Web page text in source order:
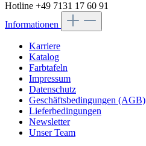
Hotline +49 7131 17 60 91
Informationen
Karriere
Katalog
Farbtafeln
Impressum
Datenschutz
Geschäftsbedingungen (AGB)
Lieferbedingungen
Newsletter
Unser Team